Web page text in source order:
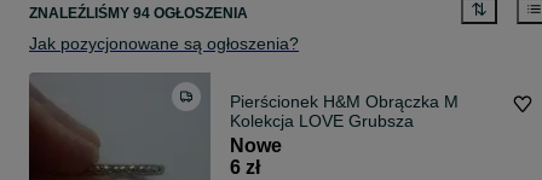
ZNALEŹLIŚMY 94 OGŁOSZENIA
Jak pozycjonowane są ogłoszenia?
Pierścionek H&M Obrączka M
Kolekcja LOVE Grubsza
Nowe
6 zł